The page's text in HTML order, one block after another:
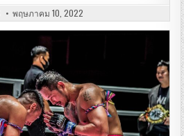
พฤษภาคม 10, 2022